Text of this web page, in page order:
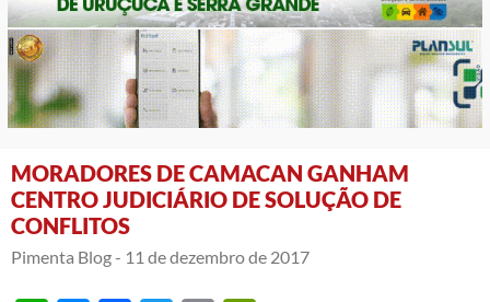
MORADORES DE CAMACAN GANHAM
CENTRO JUDICIÁRIO DE SOLUÇÃO DE
CONFLITOS
Pimenta Blog - 11 de dezembro de 2017